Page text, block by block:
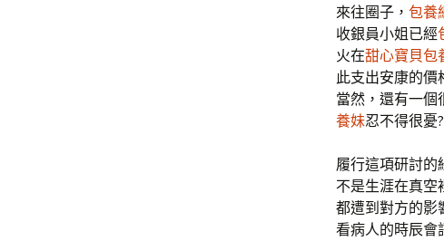
來往圈子， 包養
收銀員小姐已經
火在甜心寶貝包
此支出安康的
當然，還有一個
養妹忍不得很憂
履行這項研討的
不是生涯在真空
都遭到對方的影
看病人的時辰會